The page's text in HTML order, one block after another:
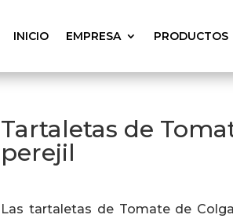
INICIO EMPRESA PRODUCTOS
Tartaletas de
perejil
Las tartaletas de Tomate de